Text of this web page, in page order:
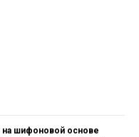
на шифоновой основе